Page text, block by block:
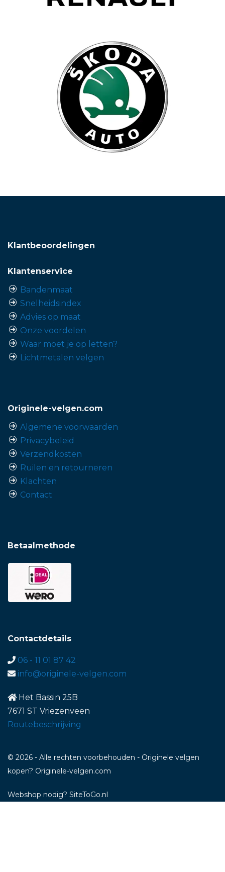
Klantbeoordelingen
Klantenservice
Bandenmaat
Snelheidsindex
Advies op maat
Onze voordelen
Waar moet je op letten?
Lichtmetalen velgen
Originele-velgen.com
Algemene voorwaarden
Privacybeleid
Verzendkosten
Ruilen en retourneren
Klachten
Contact
Betaalmethode
Contactdetails
06 - 11 01 87 42
info@originele-velgen.com
Het Bassin 25B
7671 ST Vriezenveen
Routebeschrijving
© 2026 - Alle rechten voorbehouden - Originele velgen
kopen? Originele-velgen.com
Webshop nodig? SiteToGo.nl